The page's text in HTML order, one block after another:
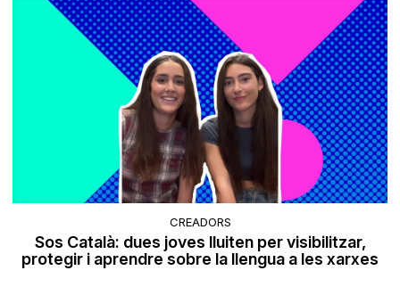
CREADORS
Sos Català: dues joves lluiten per visibilitzar,
protegir i aprendre sobre la llengua a les xarxes